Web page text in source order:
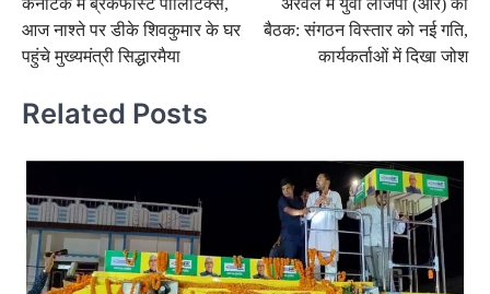
navigation
कर्नाटक में ब्रेकफास्ट पॉलिटिक्स,
आज नाश्ते पर डीके शिवकुमार के घर
पहुंचे मुख्यमंत्री सिद्धारमैया
अरवल में युवा लोजपा (आर) की
बैठक: संगठन विस्तार को नई गति,
कार्यकर्ताओं में दिखा जोश
Related Posts